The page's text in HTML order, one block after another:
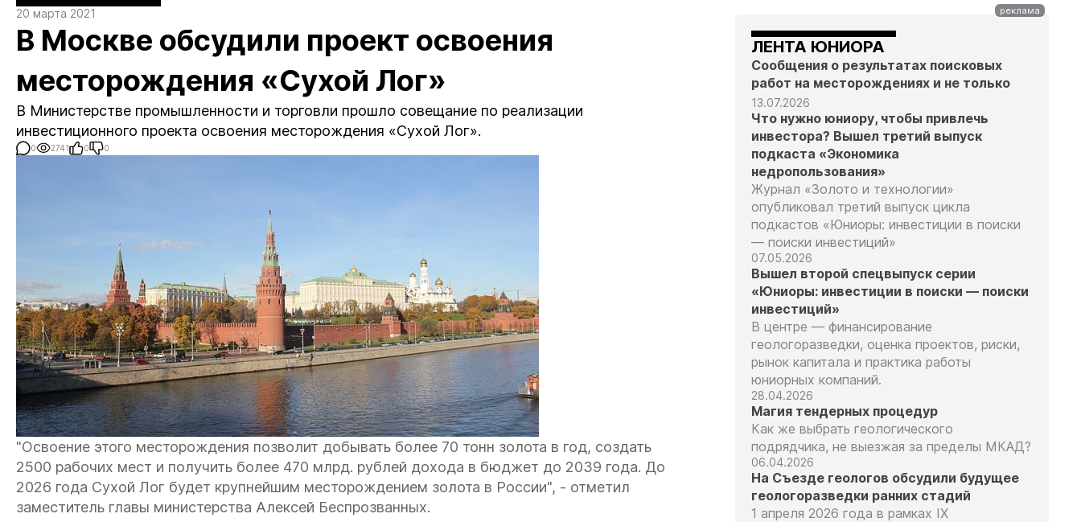
20 марта 2021
В Москве обсудили проект освоения
месторождения «Сухой Лог»
В Министерстве промышленности и торговли прошло совещание по реализации
инвестиционного проекта освоения месторождения «Сухой Лог».
0 2741 0 0
"Освоение этого месторождения позволит добывать более 70 тонн золота в год, создать
2500 рабочих мест и получить более 470 млрд. рублей дохода в бюджет до 2039 года. До
2026 года Сухой Лог будет крупнейшим месторождением золота в России", - отметил
заместитель главы министерства Алексей Беспрозванных.
ЛЕНТА ЮНИОРА
Сообщения о результатах поисковых
работ на месторождениях и не только
13.07.2026
Что нужно юниору, чтобы привлечь
инвестора? Вышел третий выпуск
подкаста «Экономика
недропользования»
Журнал «Золото и технологии»
опубликовал третий выпуск цикла
подкастов «Юниоры: инвестиции в поиски
— поиски инвестиций»
07.05.2026
Вышел второй спецвыпуск серии
«Юниоры: инвестиции в поиски — поиски
инвестиций»
В центре — финансирование
геологоразведки, оценка проектов, риски,
рынок капитала и практика работы
юниорных компаний.
28.04.2026
Магия тендерных процедур
Как же выбрать геологического
подрядчика, не выезжая за пределы МКАД?
06.04.2026
На Съезде геологов обсудили будущее
геологоразведки ранних стадий
1 апреля 2026 года в рамках IX